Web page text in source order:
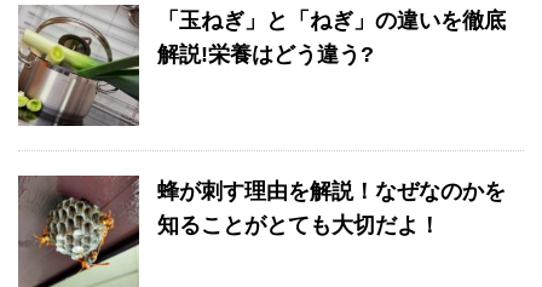
「玉ねぎ」と「ねぎ」の違いを徹底
解説!栄養はどう違う?
蜂が刺す理由を解説！なぜなのかを
知ることがとても大切だよ！